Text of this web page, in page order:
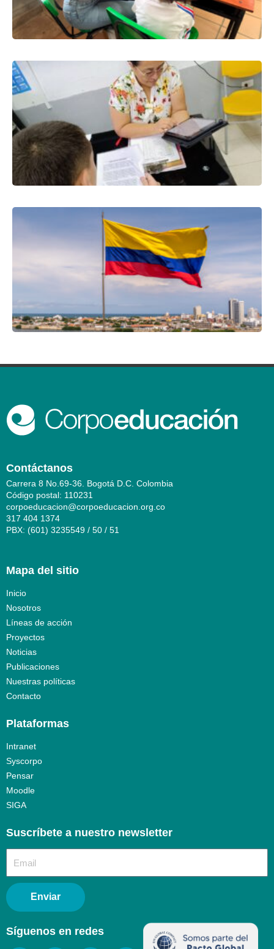
Contáctanos
Carrera 8 No.69-36. Bogotá D.C. Colombia
Código postal: 110231
corpoeducacion@corpoeducacion.org.co
317 404 1374
PBX: (601) 3235549 / 50 / 51
Mapa del sitio
Inicio
Nosotros
Líneas de acción
Proyectos
Noticias
Publicaciones
Nuestras políticas
Contacto
Plataformas
Intranet
Syscorpo
Pensar
Moodle
SIGA
Suscríbete a nuestro newsletter​
Enviar
Síguenos en redes